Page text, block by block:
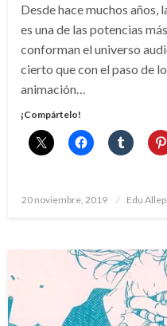
Desde hace muchos años,
es una de las potencias
conforman el universo
cierto que con el paso de
animación…
¡Compártelo!
Publicado
20 noviembre, 2019 Edu